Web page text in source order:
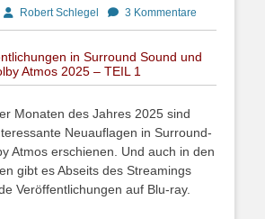
AutorRobert Schlegel 3 Kommentare
in Surround Sound und
Atmos 2025 – TEIL 1
Monaten des Jahres 2025 sind
Neuauflagen in Surround-
Atmos erschienen. Und auch in den
gibt es Abseits des Streamings
Veröffentlichungen auf Blu-ray.